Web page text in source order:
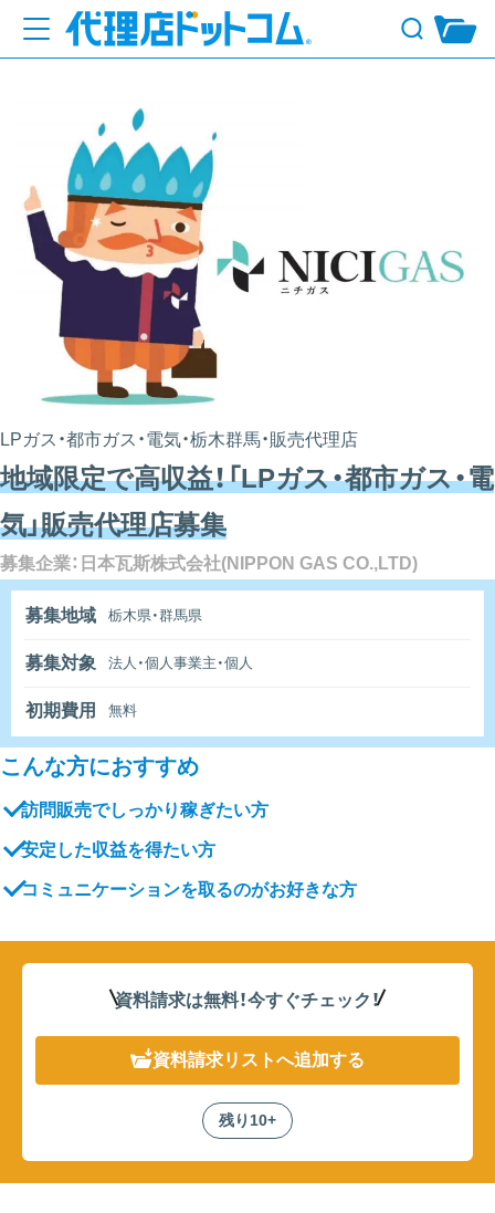
LPガス・都市ガス・電気・栃木群馬・販売代理店
地域限定で高収益！「LPガス・都市ガス・電
気」販売代理店募集
募集企業：日本瓦斯株式会社(NIPPON GAS CO.,LTD)
募集地域 栃木県・群馬県
募集対象 法人・個人事業主・個人
初期費用 無料
こんな方におすすめ
訪問販売でしっかり稼ぎたい方
安定した収益を得たい方
コミュニケーションを取るのがお好きな方
資料請求は無料！今すぐチェック！
資料請求リストへ追加する
残り10+